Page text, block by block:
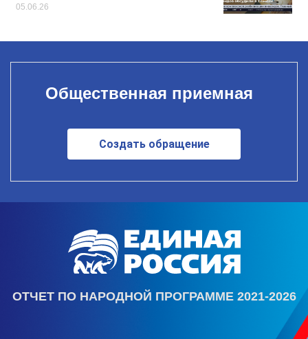
05.06.26
Общественная приемная
Создать обращение
ОТЧЕТ ПО НАРОДНОЙ ПРОГРАММЕ 2021-2026